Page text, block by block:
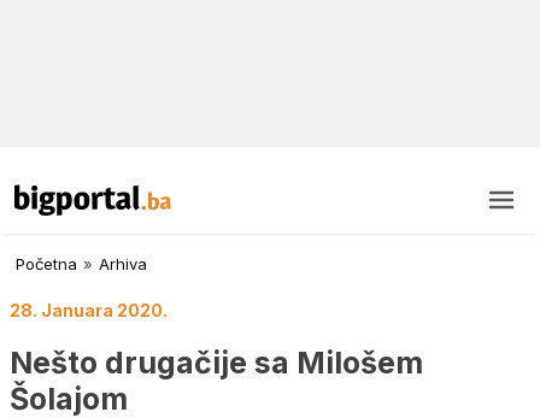
Početna » Arhiva
28. Januara 2020.
Nešto drugačije sa Milošem
Šolajom